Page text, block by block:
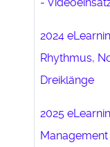
2024
Rhythmus,
Dreiklänge
2025